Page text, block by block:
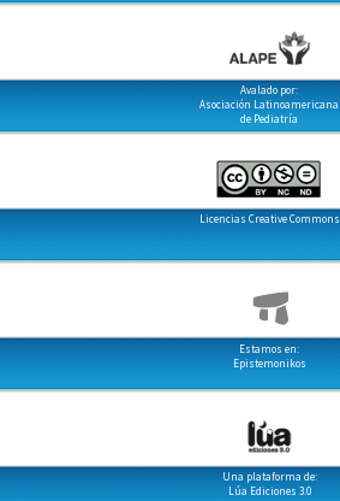
Avalado por:
Asociación Latinoamericana
de Pediatría
Licencias Creative Commons
Estamos en:
Epistemonikos
Una plataforma de:
Lúa Ediciones 3.0